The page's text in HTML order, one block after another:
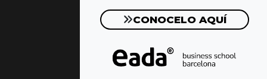
CONOCELO AQUÍ